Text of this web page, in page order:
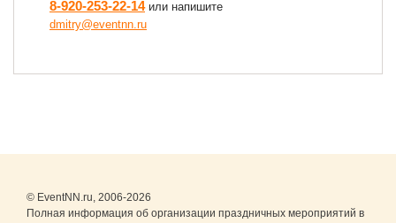
8-920-253-22-14или напишите
dmitry@eventnn.ru
© EventNN.ru, 2006-2026
Полная информация об организации праздничных мероприятий в